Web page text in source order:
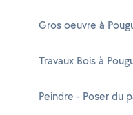
Gros oeuvre à
Travaux Bois à
Peindre - Poser du